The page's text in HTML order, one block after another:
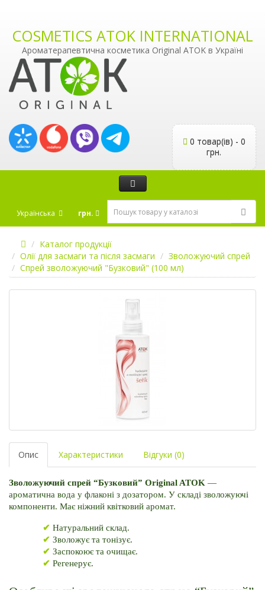
COSMETICS ATOK INTERNATIONAL
Ароматерапевтична косметика Original ATOK в Україні
0 товар(ів) - 0
грн.
Українська грн.
Каталог продукції
Олії для засмаги та після засмаги
Зволожуючий спрей
Спрей зволожуючий "Бузковий" (100 мл)
Опис Характеристики Відгуки (0)
Зволожуючий спрей “Бузковий” Original ATOK —
ароматична вода у флаконі з дозатором. У складі зволожуючі
компоненти. Має ніжний квітковий аромат.
✔ Натуральний склад.
✔ Зволожує та тонізує.
✔ Заспокоює та очищає.
✔ Регенерує.